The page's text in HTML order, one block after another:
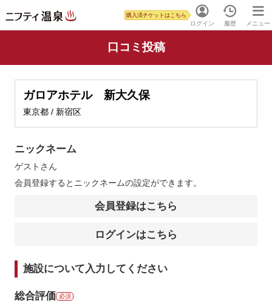
ログイン
購入済チケットはこちら
履歴 メニュー
口コミ投稿
ガロアホテル 新大久保
東京都 / 新宿区
ニックネーム
ゲスト さん
会員登録するとニックネームの設定ができます。
会員登録はこちら
ログインはこちら
施設について入力してください
総合評価 必須